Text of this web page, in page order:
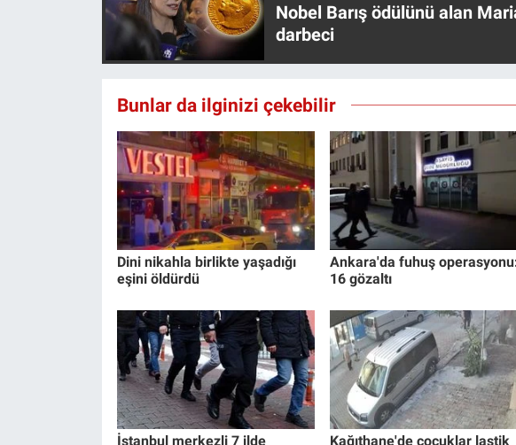
Nobel Barış ödülünü alan
darbeci
Bunlar da ilginizi çekebilir
Dini nikahla birlikte yaşadığı
eşini öldürdü
Ankara'da fuhuş
16 gözaltı
İstanbul merkezli 7 ilde Kağıthane'de çocuklar lastik